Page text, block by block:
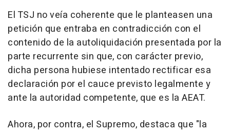
El TSJ no veía coherente que le planteasen una
petición que entraba en contradicción con el
contenido de la autoliquidación presentada por la
parte recurrente sin que, con carácter previo,
dicha persona hubiese intentado rectificar esa
declaración por el cauce previsto legalmente y
ante la autoridad competente, que es la AEAT.
Ahora, por contra, el Supremo, destaca que "la